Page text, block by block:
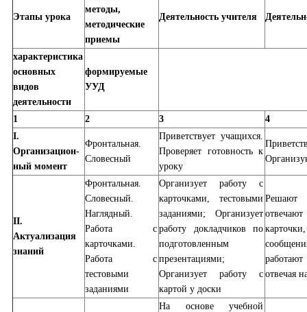
Этапы урока
методы,
методические
приемы
Деятельность учителя
характеристика
основных
видов
деятельности
формируемые
УУД
1 2 3
4
I.
Организацион-
ный момент
Фронтальная.
Словесный
Приветствует учащихся.
Проверяет готовность к
уроку
II.
Актуализация
знаний
Фронтальная.
Словесный.
Наглядный.
Работа с
карточками.
Работа с
тестовыми
заданиями
Организует работу с
карточками, тестовыми
заданиями; Организует
работу докладчиков по
подготовленным
презентациями;
Организует работу с
картой у доски
Решают
отвечая
На основе учебной